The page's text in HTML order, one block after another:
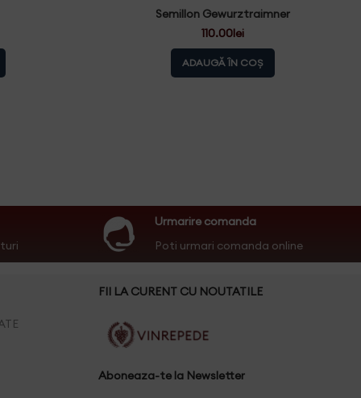
Semillon Gewurztraimner
110.00lei
ADAUGĂ ÎN COȘ
Urmarire comanda
Poti urmari comanda online
FII LA CURENT CU NOUTATILE
Aboneaza-te la Newsletter